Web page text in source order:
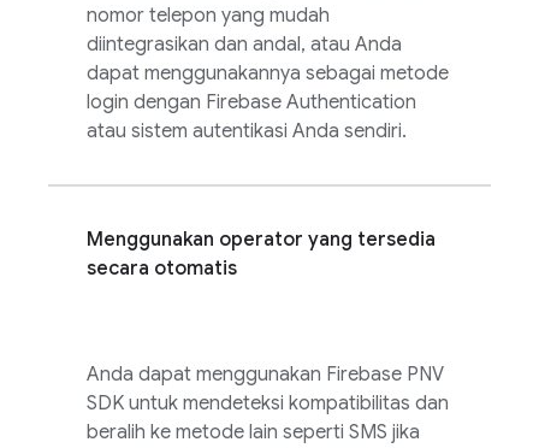
nomor telepon yang mudah
diintegrasikan dan andal, atau Anda
dapat menggunakannya sebagai metode
login dengan Firebase Authentication
atau sistem autentikasi Anda sendiri.
Menggunakan operator yang tersedia
secara otomatis
Anda dapat menggunakan Firebase PNV
SDK untuk mendeteksi kompatibilitas dan
beralih ke metode lain seperti SMS jika